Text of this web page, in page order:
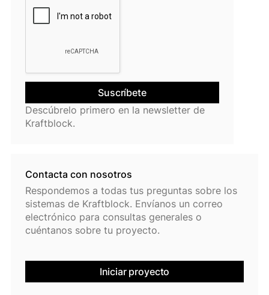
Descúbrelo primero en la newsletter de
Kraftblock.
Contacta con nosotros
Respondemos a todas tus preguntas sobre los
sistemas de Kraftblock. Envíanos un correo
electrónico para consultas generales o
cuéntanos sobre tu proyecto.
Iniciar proyecto